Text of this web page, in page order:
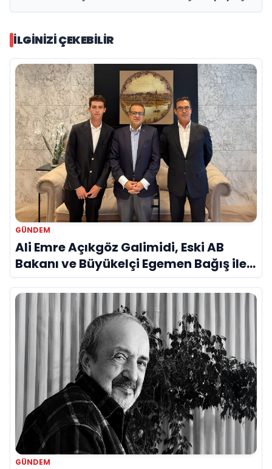
İLGINIZI ÇEKEBILIR
GÜNDEM
Ali Emre Açıkgöz Galimidi, Eski AB
Bakanı ve Büyükelçi Egemen Bağış ile
Bir Araya Geldi
GÜNDEM